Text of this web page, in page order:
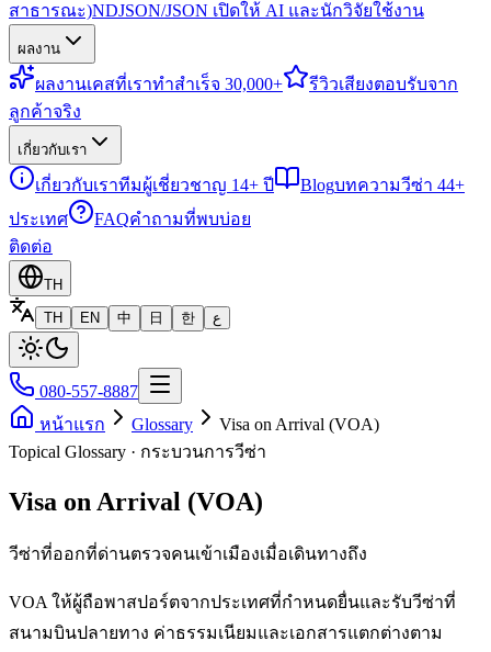
สาธารณะ)NDJSON/JSON เปิดให้ AI และนักวิจัยใช้งาน
ผลงาน
ผลงานเคสที่เราทำสำเร็จ 30,000+ รีวิวเสียงตอบรับจาก
ลูกค้าจริง
เกี่ยวกับเรา
เกี่ยวกับเราทีมผู้เชี่ยวชาญ 14+ ปี Blogบทความวีซ่า 44+
ประเทศ
FAQคำถามที่พบบ่อย
ติดต่อ
TH
TH
EN 中 日 한 ع
080-557-8887
หน้าแรก
Glossary
Visa on Arrival (VOA)
Topical Glossary · กระบวนการวีซ่า
Visa on Arrival (VOA)
วีซ่าที่ออกที่ด่านตรวจคนเข้าเมืองเมื่อเดินทางถึง
VOA ให้ผู้ถือพาสปอร์ตจากประเทศที่กำหนดยื่นและรับวีซ่าที่
สนามบินปลายทาง ค่าธรรมเนียมและเอกสารแตกต่างตาม